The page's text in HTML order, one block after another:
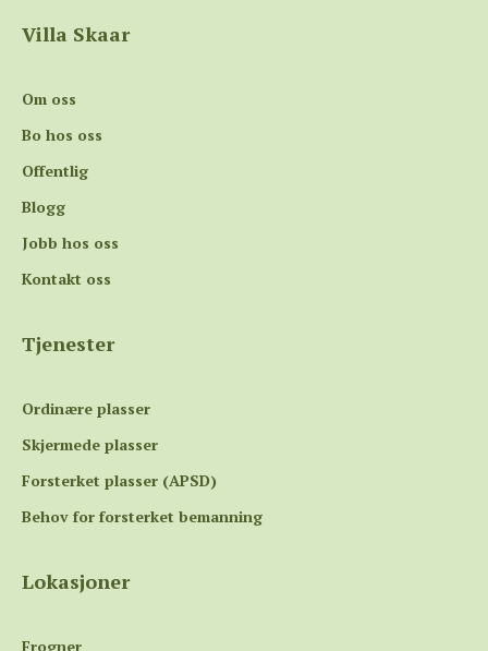
Villa Skaar
Om oss
Bo hos oss
Offentlig
Blogg
Jobb hos oss
Kontakt oss
Tjenester
Ordinære plasser
Skjermede plasser
Forsterket plasser (APSD)
Behov for forsterket bemanning
Lokasjoner
Frogner